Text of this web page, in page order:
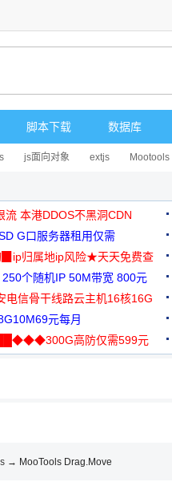
脚本下载 数据库
js面向对象 extjs Mootools
流 本港DDOS不黑洞CDN
G口服务器租用仅需
测试
▉ip归属地ip风险★天天免费查
250个随机IP 50M带宽 800元
电信骨干线路云主机16核16G
元每月
██◆◆◆300G高防仅需599元
择
→ MooTools Drag.Move